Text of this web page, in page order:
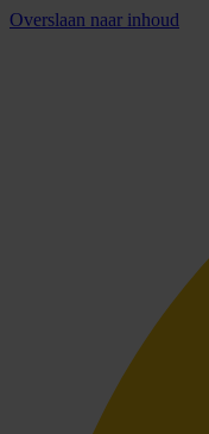
Overslaan naar inhoud